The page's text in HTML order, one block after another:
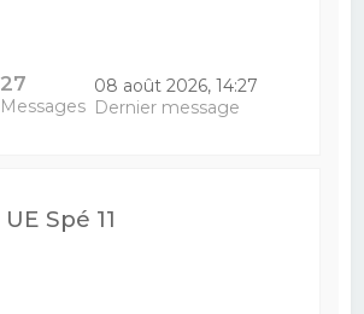
27
Messages
08 août 2026, 14:27
Dernier message
UE Spé 11